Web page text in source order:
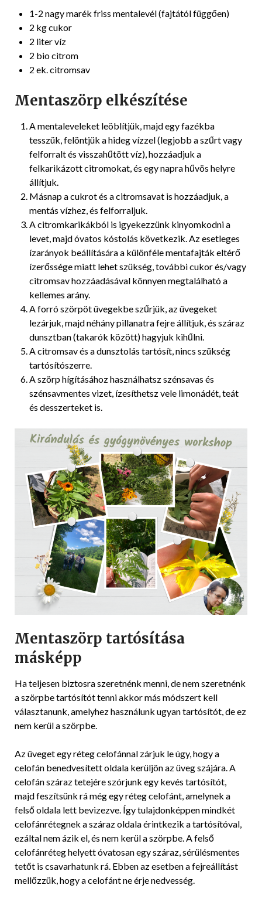
1-2 nagy marék friss mentalevél (fajtától függően)
2 kg cukor
2 liter víz
2 bio citrom
2 ek. citromsav
Mentaszörp elkészítése
A mentaleveleket leöblítjük, majd egy fazékba
tesszük, felöntjük a hideg vízzel (legjobb a szűrt vagy
felforralt és visszahűtött víz), hozzáadjuk a
felkarikázott citromokat, és egy napra hűvös helyre
állítjuk.
Másnap a cukrot és a citromsavat is hozzáadjuk, a
mentás vízhez, és felforraljuk.
A citromkarikákból is igyekezzünk kinyomkodni a
levet, majd óvatos kóstolás következik. Az esetleges
ízarányok beállítására a különféle mentafajták eltérő
ízerőssége miatt lehet szükség, további cukor és/vagy
citromsav hozzáadásával könnyen megtalálható a
kellemes arány.
A forró szörpöt üvegekbe szűrjük, az üvegeket
lezárjuk, majd néhány pillanatra fejre állítjuk, és száraz
dunsztban (takarók között) hagyjuk kihűlni.
A citromsav és a dunsztolás tartósít, nincs szükség
tartósítószerre.
A szörp hígításához használhatsz szénsavas és
szénsavmentes vizet, ízesíthetsz vele limonádét, teát
és desszerteket is.
Mentaszörp tartósítása
másképp
Ha teljesen biztosra szeretnénk menni, de nem szeretnénk
a szörpbe tartósítót tenni akkor más módszert kell
választanunk, amelyhez használunk ugyan tartósítót, de ez
nem kerül a szörpbe.
Az üveget egy réteg celofánnal zárjuk le úgy, hogy a
celofán benedvesített oldala kerüljön az üveg szájára. A
celofán száraz tetejére szórjunk egy kevés tartósítót,
majd feszítsünk rá még egy réteg celofánt, amelynek a
felső oldala lett bevizezve. Így tulajdonképpen mindkét
celofánrétegnek a száraz oldala érintkezik a tartósítóval,
ezáltal nem ázik el, és nem kerül a szörpbe. A felső
celofánréteg helyett óvatosan egy száraz, sérülésmentes
tetőt is csavarhatunk rá. Ebben az esetben a fejreállítást
mellőzzük, hogy a celofánt ne érje nedvesség.